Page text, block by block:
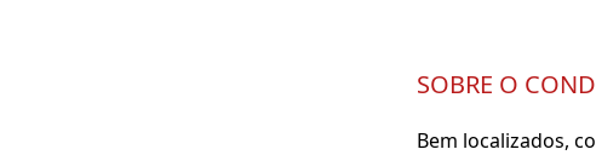
SOBRE O
Bem localizados,